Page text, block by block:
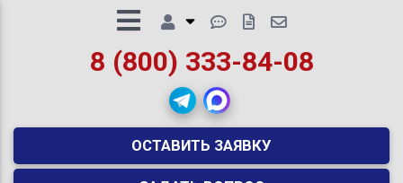
8 (800) 333-84-08
ОСТАВИТЬ ЗАЯВКУ